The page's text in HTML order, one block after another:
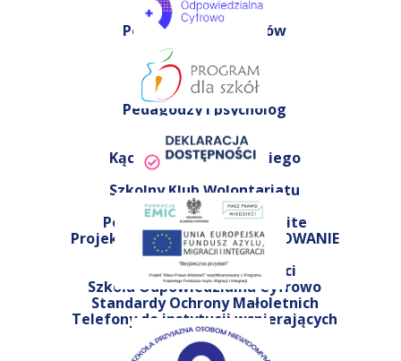
Poradniki dla rodziców
Info
Samorząd
Pedagodzy i psycholog
Świetlica
Kącik języka niemieckiego
Szkolny Klub Wolontariatu
Edu(R)ewolucja 2.1
Polityka prywatności GSuite
Projekt unijny ZADANIE PLANOWANIE
Pracownicy - Emeryci
Laboratorium Przyszłości
Szkoła Odpowiedzialna Cyfrowo
Standardy Ochrony Małoletnich
Telefony do instytucji wspierających